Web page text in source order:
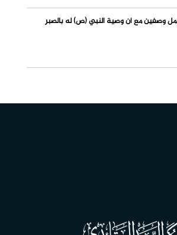
وصفين مع أن وصية النبي (ص) له بالصبر